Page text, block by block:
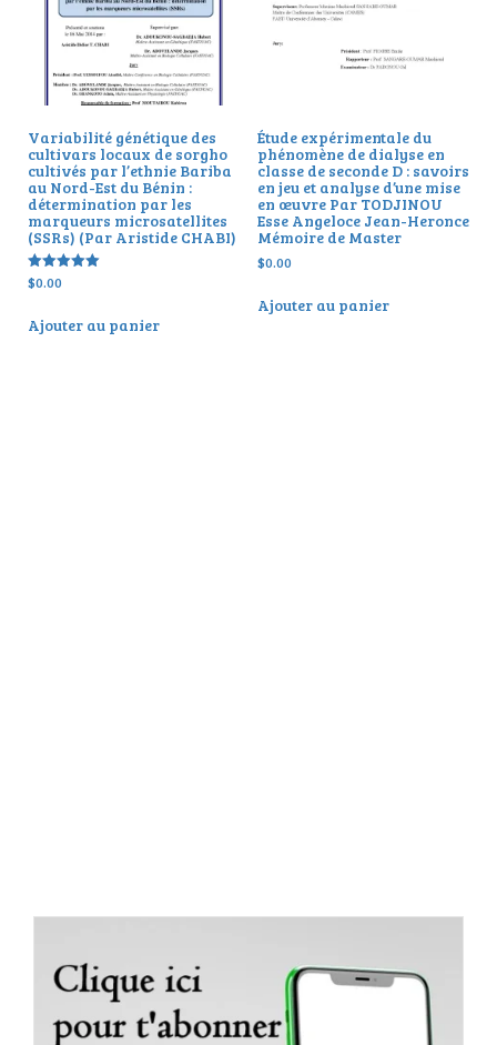
Variabilité génétique des
cultivars locaux de sorgho
cultivés par l’ethnie Bariba
au Nord-Est du Bénin :
détermination par les
marqueurs microsatellites
(SSRs) (Par Aristide CHABI)
Note
5.00
$0.00
Ajouter au panier
Étude expérimentale du
phénomène de dialyse en
classe de seconde D : savoirs
en jeu et analyse d’une mise
en œuvre Par TODJINOU
Esse Angeloce Jean-Heronce
Mémoire de Master
$0.00
Ajouter au panier